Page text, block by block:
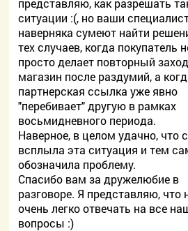
представляю, как разрешать
ситуации :(, но ваши
наверняка сумеют найти
тех случаев, когда покупатель
просто делает повторный
магазин после раздумий, а
партнерская ссылка уже явно
"перебивает" другую в рамках
восьмидневного периода.
Наверное, в целом удачно, что
всплыла эта ситуация и тем
обозначила проблему.
Спасибо вам за дружелюбие в
разговоре. Я представляю, что
очень легко отвечать на все
вопросы :)